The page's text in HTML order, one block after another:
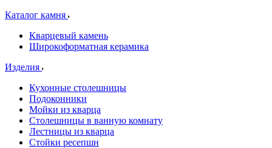
Каталог камня
Кварцевый камень
Широкоформатная керамика
Изделия
Кухонные столешницы
Подоконники
Мойки из кварца
Столешницы в ванную комнату
Лестницы из кварца
Стойки ресепшн